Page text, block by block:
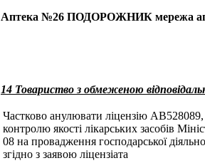
Аптека №26 ПОДОРОЖНИК мережа
14 Товариство з обмеженою
Частково анулювати ліцензію АВ528089,
контролю якості лікарських засобів
08 на провадження господарської
згідно з заявою ліцензіата